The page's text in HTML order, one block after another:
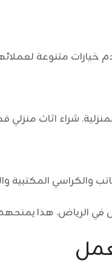
متنوعة
شراء اثاث منزلي
المكتبية
الرياض. هذا